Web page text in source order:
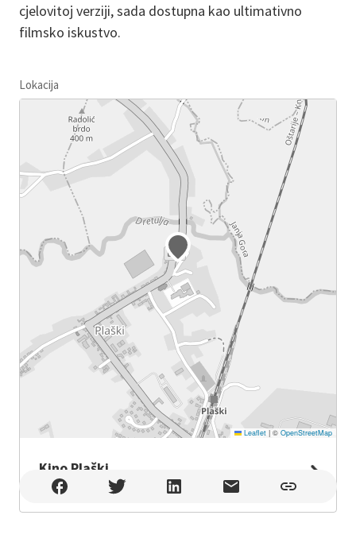
cjelovitoj verziji, sada dostupna kao ultimativno
filmsko iskustvo.
Lokacija
Leaflet |© OpenStreetMap
Kino Plaški
Kino Plaški , Plaški